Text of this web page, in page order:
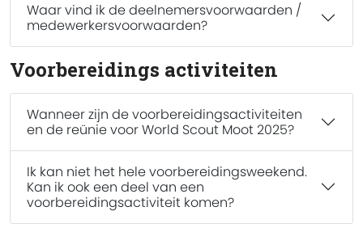
Waar vind ik de deelnemersvoorwaarden /
medewerkersvoorwaarden?
Voorbereidings activiteiten
Wanneer zijn de voorbereidingsactiviteiten
en de reünie voor World Scout Moot 2025?
Ik kan niet het hele voorbereidingsweekend.
Kan ik ook een deel van een
voorbereidingsactiviteit komen?